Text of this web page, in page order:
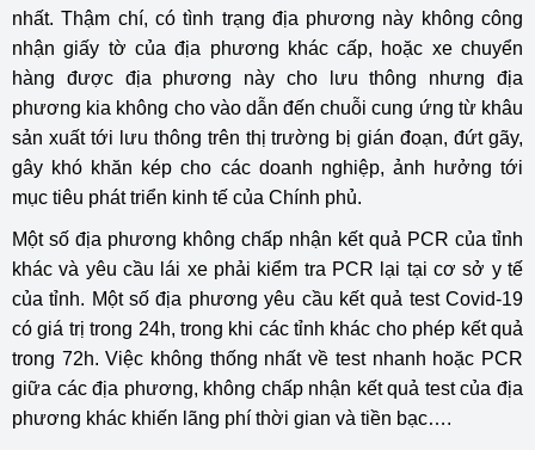
nhất. Thậm chí, có tình trạng địa phương này không công
nhận giấy tờ của địa phương khác cấp, hoặc xe chuyển
hàng được địa phương này cho lưu thông nhưng địa
phương kia không cho vào dẫn đến chuỗi cung ứng từ khâu
sản xuất tới lưu thông trên thị trường bị gián đoạn, đứt gãy,
gây khó khăn kép cho các doanh nghiệp, ảnh hưởng tới
mục tiêu phát triển kinh tế của Chính phủ.
Một số địa phương không chấp nhận kết quả PCR của tỉnh
khác và yêu cầu lái xe phải kiểm tra PCR lại tại cơ sở y tế
của tỉnh. Một số địa phương yêu cầu kết quả test Covid-19
có giá trị trong 24h, trong khi các tỉnh khác cho phép kết quả
trong 72h. Việc không thống nhất về test nhanh hoặc PCR
giữa các địa phương, không chấp nhận kết quả test của địa
phương khác khiến lãng phí thời gian và tiền bạc….